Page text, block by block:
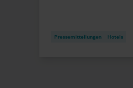
Pressemitteilungen Hotels